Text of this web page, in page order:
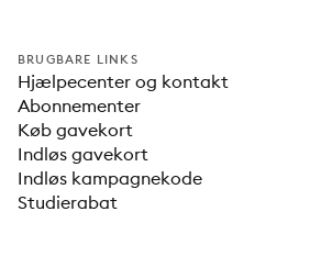
BRUGBARE LINKS
Hjælpecenter og kontakt
Abonnementer
Køb gavekort
Indløs gavekort
Indløs kampagnekode
Studierabat